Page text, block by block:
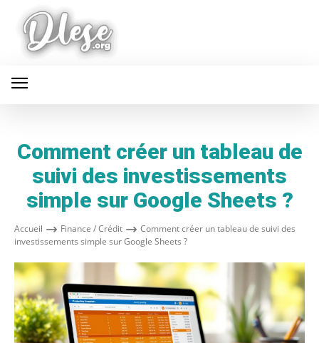
Comment créer un tableau de
suivi des investissements
simple sur Google Sheets ?
Accueil Finance / Crédit
Comment créer un tableau de suivi des
investissements simple sur Google Sheets ?